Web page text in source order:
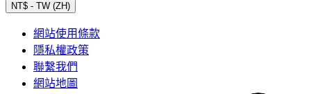
NT$ - TW (ZH)
網站使用條款
隱私權政策
聯繫我們
網站地圖